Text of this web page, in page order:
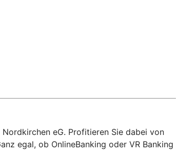
eG. Profitieren Sie dabei von
egal, ob OnlineBanking oder VR Banking